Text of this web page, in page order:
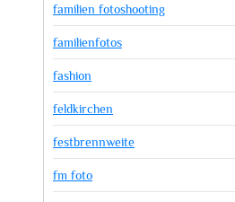
familien fotoshooting
familienfotos
fashion
feldkirchen
festbrennweite
fm foto